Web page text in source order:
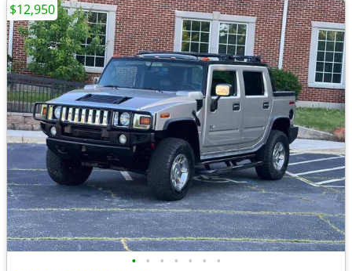
• • • • • • •
$12,950